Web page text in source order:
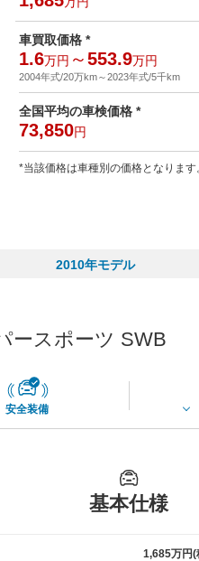
車買取価格 *
1.6万円 ～553.9万円
2004年式/20万km～2023年式/5千km
全国平均の車検価格 *
73,850円
*当該価格は車種別の価格となります
2010年モデル
ースポーツ SWB
安全装備
基本仕様
1,685万円(